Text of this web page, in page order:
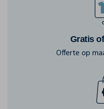
Gratis
Offerte op